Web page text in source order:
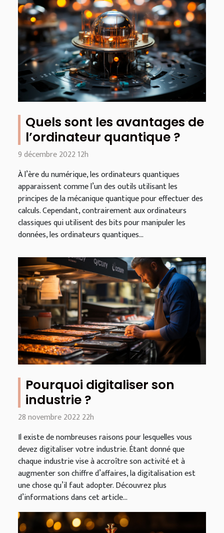
Quels sont les avantages de
l’ordinateur quantique ?
9 décembre 2022 12h
À l’ère du numérique, les ordinateurs quantiques
apparaissent comme l’un des outils utilisant les
principes de la mécanique quantique pour effectuer des
calculs. Cependant, contrairement aux ordinateurs
classiques qui utilisent des bits pour manipuler les
données, les ordinateurs quantiques...
Pourquoi digitaliser son
industrie ?
28 novembre 2022 22h
Il existe de nombreuses raisons pour lesquelles vous
devez digitaliser votre industrie. Étant donné que
chaque industrie vise à accroître son activité et à
augmenter son chiffre d’affaires, la digitalisation est
une chose qu’il faut adopter. Découvrez plus
d’informations dans cet article...